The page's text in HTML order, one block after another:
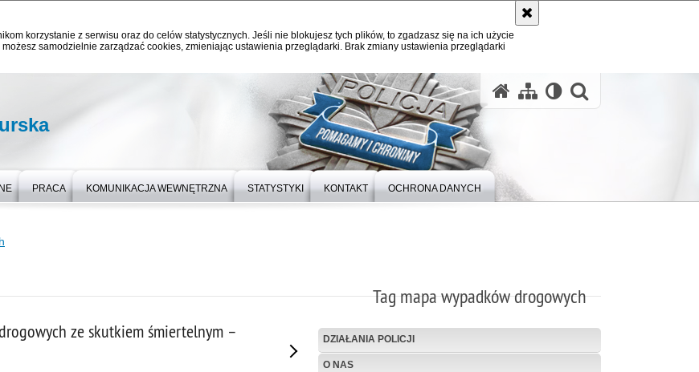
korzystanie z serwisu oraz do celów statystycznych. Jeśli nie blokujesz tych plików, to zgadzasz się na ich użycie
samodzielnie zarządzać cookies, zmieniając ustawienia przeglądarki. Brak zmiany ustawienia przeglądarki
PRACA KOMUNIKACJA WEWNĘTRZNA STATYSTYKI KONTAKT OCHRONA DANYCH
Tag mapa wypadków drogowych
DZIAŁANIA POLICJI
O NAS
ze skutkiem śmiertelnym –